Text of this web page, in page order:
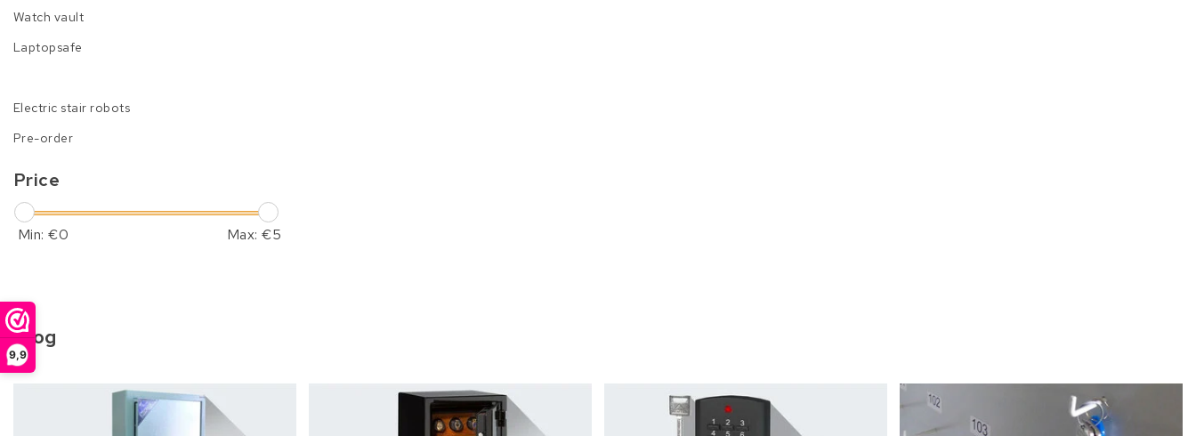
9,9
Watch vault
Laptopsafe
Electric stair robots
Pre-order
Price
Min: €0 Max: €5
Blog